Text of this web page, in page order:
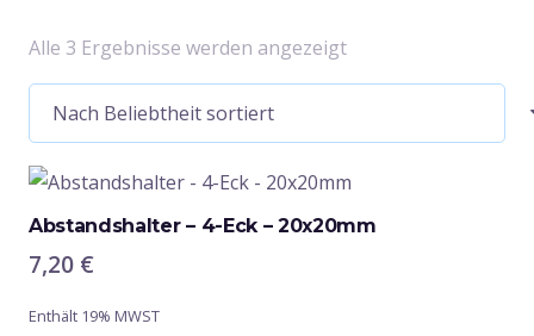
Alle 3 Ergebnisse werden angezeigtNach
Beliebtheit
Abstandshalter – 4-Eck – 20x20mm
7,20 €
Enthält 19% MWST